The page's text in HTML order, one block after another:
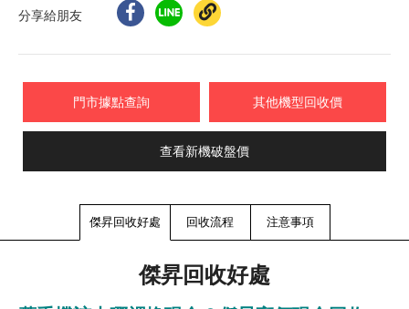
分享給朋友
門市據點查詢 其他機型回收價
查看新機破盤價
傑昇回收好處 回收流程 注意事項
傑昇回收好處